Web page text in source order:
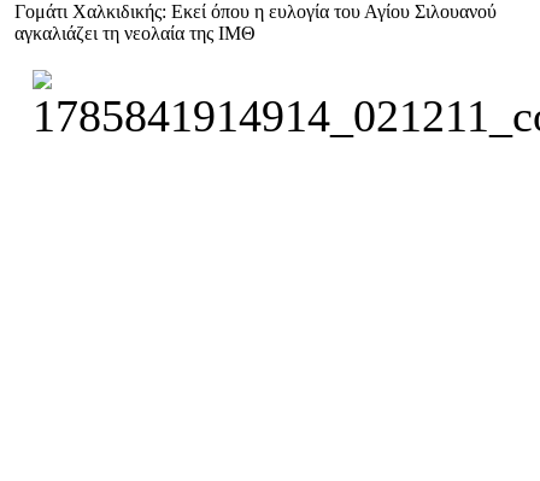
Γομάτι Χαλκιδικής: Εκεί όπου η ευλογία του Αγίου Σιλουανού
αγκαλιάζει τη νεολαία της ΙΜΘ